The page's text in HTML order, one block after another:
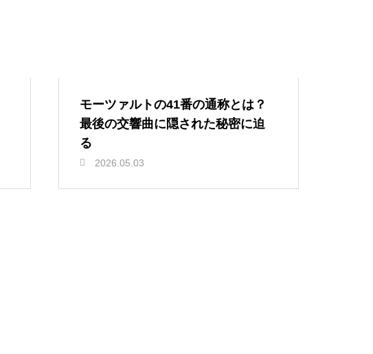
モーツァルトの41番の通称とは？
最後の交響曲に隠された秘密に迫
る
2026.05.03